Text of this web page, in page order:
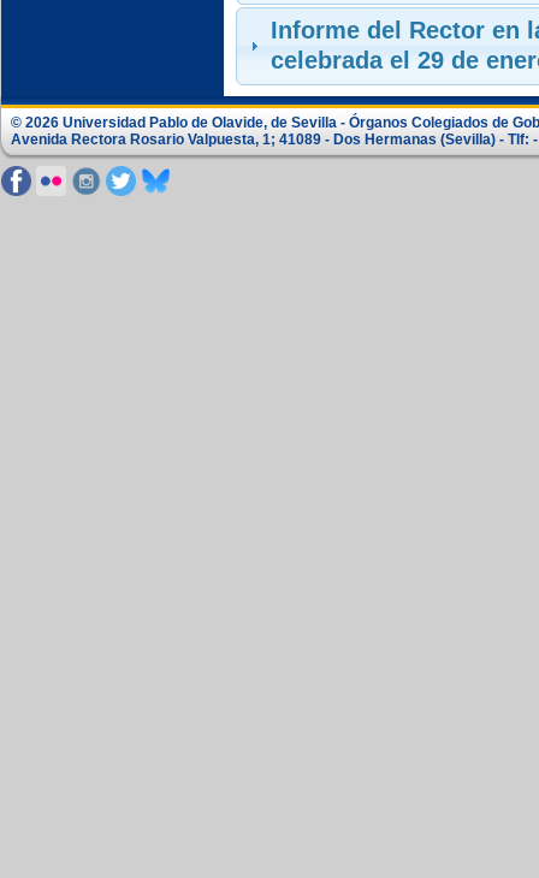
Informe del Rector en
celebrada el 29 de
© 2026 Universidad Pablo de Olavide, de Sevilla - Órganos Colegiados de
Avenida Rectora Rosario Valpuesta, 1; 41089 - Dos Hermanas (Sevilla) - Tlf: -